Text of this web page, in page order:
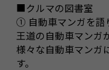
■クルマの図書室
① 自動車マンガを語
王道の自動車マンガ
様々な自動車マンガ
す。